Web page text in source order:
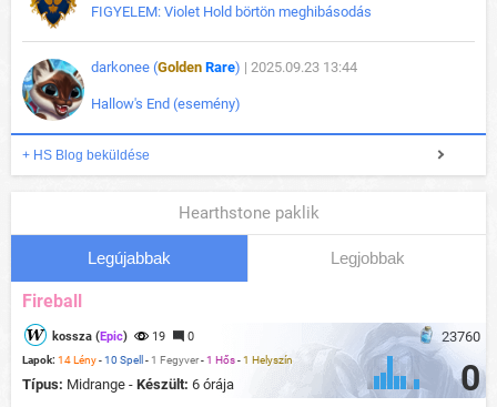
FIGYELEM: Violet Hold börtön meghibásodás
darkonee (Golden Rare) | 2025.09.23 13:44
Hallow's End (esemény)
+ HS Blog beküldése
Hearthstone paklik
Legújabbak Legjobbak
Fireball
23760
kossza (Epic) 19 0
Lapok: 14 Lény-10 Spell - 1 Fegyver-1 Hős-1 Helyszín
Típus: Midrange - Készült: 6 órája 0